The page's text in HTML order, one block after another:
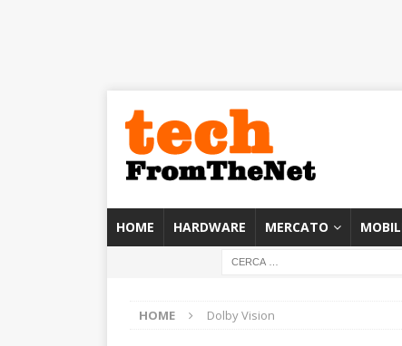
HOME HARDWARE MERCATO
HOME Dolby Vision